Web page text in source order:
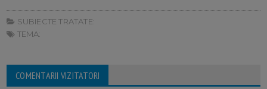
SUBIECTE TRATATE:
TEMA:
COMENTARII VIZITATORI